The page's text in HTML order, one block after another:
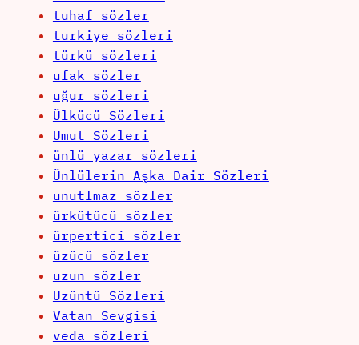
tuhaf sözler
turkiye sözleri
türkü sözleri
ufak sözler
uğur sözleri
Ülkücü Sözleri
Umut Sözleri
ünlü yazar sözleri
Ünlülerin Aşka Dair Sözleri
unutlmaz sözler
ürkütücü sözler
ürpertici sözler
üzücü sözler
uzun sözler
Uzüntü Sözleri
Vatan Sevgisi
veda sözleri